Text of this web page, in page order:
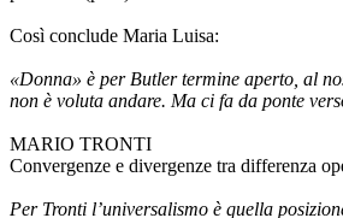
Così conclude Maria Luisa:
«Donna» è per Butler termine aperto, al
non è voluta andare. Ma ci fa da ponte
MARIO TRONTI
Convergenze e divergenze tra differenza
Per Tronti l’universalismo è quella